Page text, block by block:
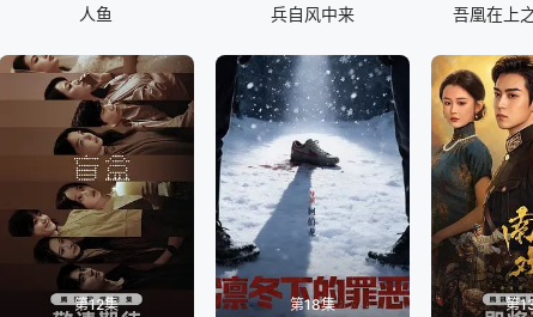
人鱼 兵自风中来 吾凰在上
第12集 第18集 第